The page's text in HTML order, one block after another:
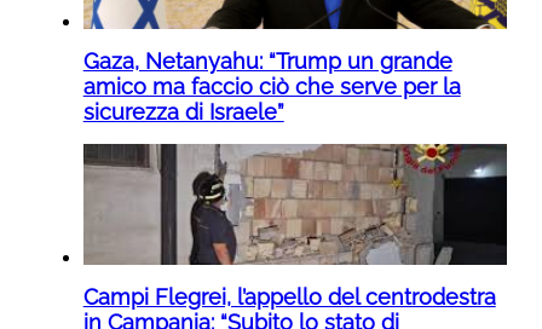
Gaza, Netanyahu: “Trump un grande
amico ma faccio ciò che serve per la
sicurezza di Israele”
Campi Flegrei, l’appello del centrodestra
in Campania: “Subito lo stato di